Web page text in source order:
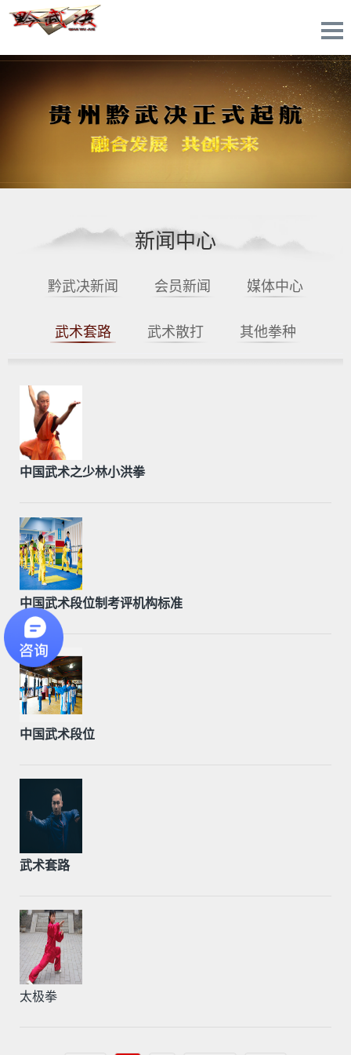
新闻中心
黔武决新闻 会员新闻 媒体中心
武术套路 武术散打 其他拳种
中国武术之少林小洪拳
中国武术段位制考评机构标准
中国武术段位
武术套路
太极拳